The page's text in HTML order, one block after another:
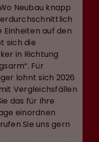
Neubau knapp
Einheiten auf den
sich die
in Richtung
Für
lohnt sich 2026
Vergleichsfällen
das für Ihre
einordnen
Sie uns gern